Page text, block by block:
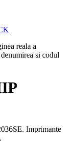
reala a
si codul
Imprimante